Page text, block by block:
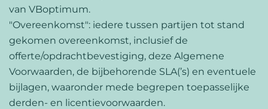
van VBoptimum.
"Overeenkomst": iedere tussen partijen tot stand
gekomen overeenkomst, inclusief de
offerte/opdrachtbevestiging, deze Algemene
Voorwaarden, de bijbehorende SLA(’s) en eventuele
bijlagen, waaronder mede begrepen toepasselijke
derden- en licentievoorwaarden.